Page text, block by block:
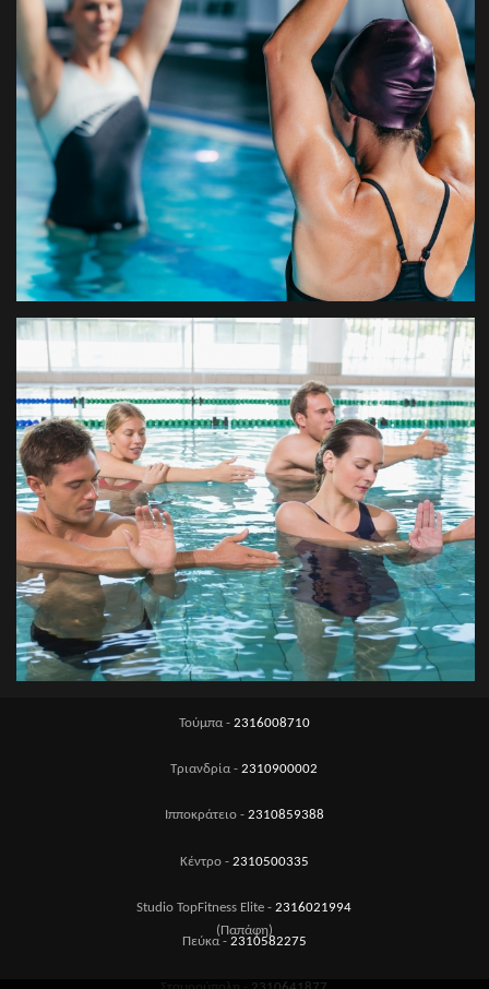
Τούμπα - 2316008710
Τριανδρία - 2310900002
Ιπποκράτειο - 2310859388
Κέντρο - 2310500335
Studio TopFitness Elite - 2316021994
(Παπάφη)
Πεύκα - 2310582275